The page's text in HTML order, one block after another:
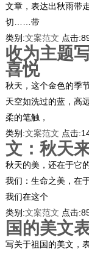
文章，表达出秋雨带
切……带
类别:文案范文 点击:
收为主题
喜悦
秋天，这个金色的季
天空如洗过的蓝，高
柔的笔触，
类别:文案范文 点击:
文：秋天
秋天的美，还在于它
我们：生命之美，在
我们在这个
类别:文案范文 点击:
国的美文
写关于祖国的美文，